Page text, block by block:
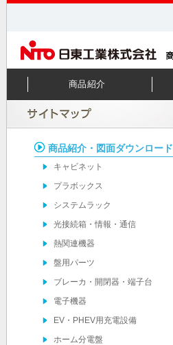
商品紹介
商品紹介・図面ダウンロード
キャビネット
プラボックス
システムラック
光接続箱・情報・通信
熱関連機器
盤用パーツ
ブレーカ・開閉器・端子台
電子機器
EV・PHEV用充電設備
ホーム分電盤